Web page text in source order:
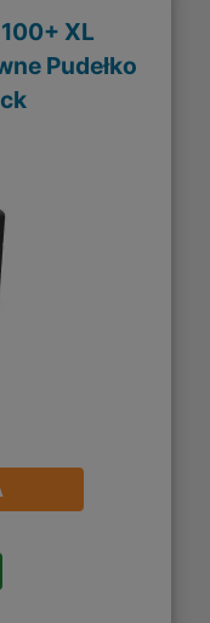
XL
Pudełko